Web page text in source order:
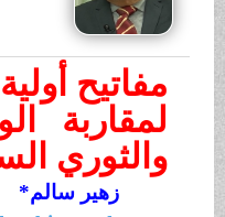
مفاتيح أولية
لمقاربة
والثوري
زهير سالم*